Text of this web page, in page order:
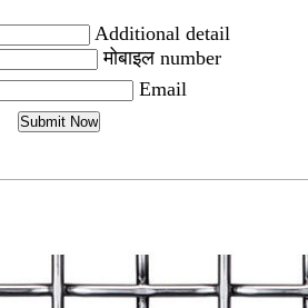
Additional detail
मोबाइल number
Email